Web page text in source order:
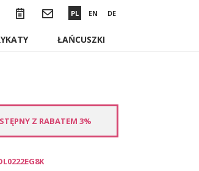
PL EN DE
ŁAŃCUSZKI
Z RABATEM 3%